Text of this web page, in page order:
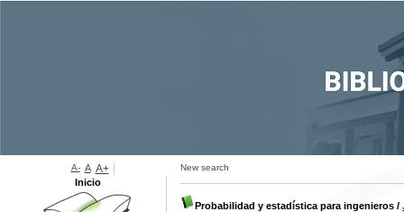
New search
Probabilidad y estadística para ingenieros /
A- A A+
Inicio